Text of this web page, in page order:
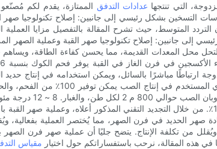
التي تنتجها عدادات التدفق الممتازة، يقدم لكم
التسخين بشكل رئيسي إلى جانبين: إصلاح تكنولوجيا صهر
المتوسط، حيث تشرح المقالة بالتفصيل مزايا العملية
المعدات القديمة، مما يحسن كفاءة الطاقة، ويساهم
ذو العملية القصيرة المزدوجة ارتباطًا مباشرًا بالسائل، ويمكن
الحديد في فرن الصهر، مما يُختصر العملية بفعالية،
ويُقلل من تكلفة الإنتاج. يتضح جليًا أن عملية صهر فرن
في هذه المقالة، نرحب باستفساراتكم حول اختيار مقياس